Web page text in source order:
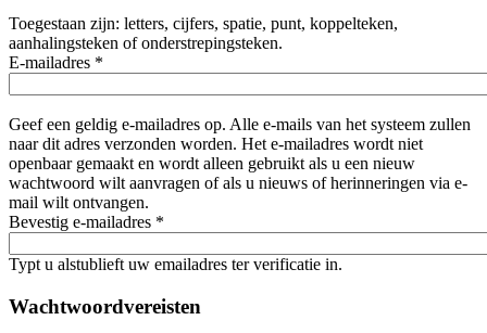
Toegestaan zijn: letters, cijfers, spatie, punt, koppelteken,
aanhalingsteken of onderstrepingsteken.
E-mailadres *
Geef een geldig e-mailadres op. Alle e-mails van het systeem zullen
naar dit adres verzonden worden. Het e-mailadres wordt niet
openbaar gemaakt en wordt alleen gebruikt als u een nieuw
wachtwoord wilt aanvragen of als u nieuws of herinneringen via e-
mail wilt ontvangen.
Bevestig e-mailadres *
Typt u alstublieft uw emailadres ter verificatie in.
Wachtwoordvereisten